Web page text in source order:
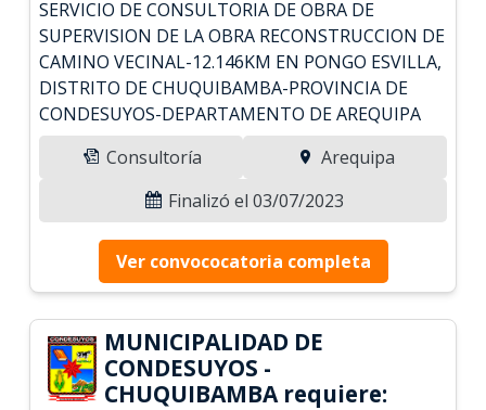
SERVICIO DE CONSULTORIA DE OBRA DE
SUPERVISION DE LA OBRA RECONSTRUCCION DE
CAMINO VECINAL-12.146KM EN PONGO ESVILLA,
DISTRITO DE CHUQUIBAMBA-PROVINCIA DE
CONDESUYOS-DEPARTAMENTO DE AREQUIPA
Consultoría
Arequipa
Finalizó el 03/07/2023
Ver convococatoria completa
MUNICIPALIDAD DE
CONDESUYOS -
CHUQUIBAMBA requiere: